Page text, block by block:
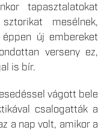
tapasztalatokat
mesélnek,
éppen új embereket
verseny ez,
is bír.
vágott bele
csalogatták a
a nap volt, amikor a